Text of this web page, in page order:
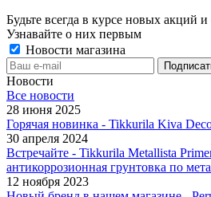
Будьте всегда в курсе новых акций
Узнавайте о них первым
Новости магазина
Новости
Все новости
28 июня 2025
Горячая новинка - Tikkurila Kiva
30 апреля 2024
Встречайте - Tikkurila Metallista
антикоррозионная грунтовка по
12 ноября 2023